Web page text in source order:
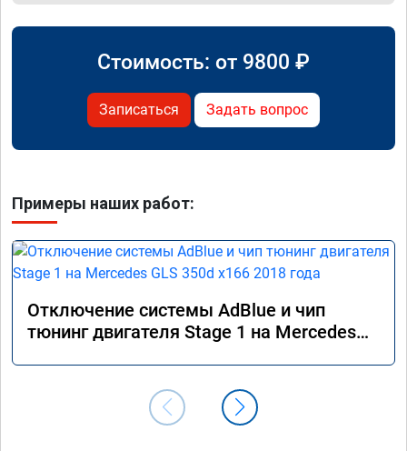
Стоимость: от 9800 ₽
Записаться Задать вопрос
Примеры наших работ:
Отключение системы AdBlue и чип
тюнинг двигателя Stage 1 на Mercedes